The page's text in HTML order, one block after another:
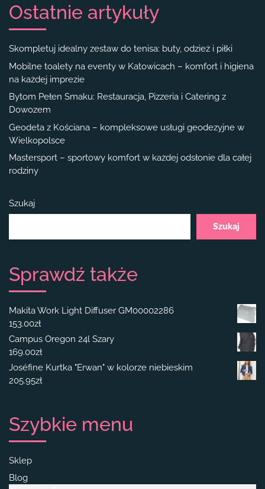
Ostatnie artykuły
Skompletuj idealny zestaw do tenisa: buty, odzież i piłki
Mobilne toalety na eventy w Katowicach – komfort i higiena
na każdej imprezie
Bytom Pełen Smaku: Restauracja, Pizzeria i Catering z
Dowozem
Geodeta z Kościana – kompleksowe usługi geodezyjne w
Wielkopolsce
Mastersport – sportowy komfort w każdej odsłonie dla całej
rodziny
Szukaj
Szukaj
Sprawdź także
Makita Work Light Diffuser GM00002286
153.00zł
Campus Oregon 24l Szary
169.00zł
Joséfine Kurtka "Erwan" w kolorze niebieskim
205.95zł
Szybkie menu
Sklep
Blog